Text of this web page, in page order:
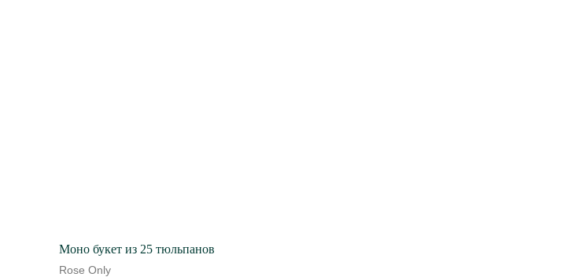
Моно букет из 25 тюльпанов
Rose Only